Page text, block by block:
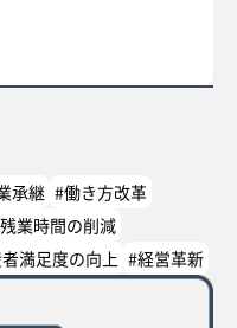
承継 #働き方改革
業時間の削減
満足度の向上 #経営革新